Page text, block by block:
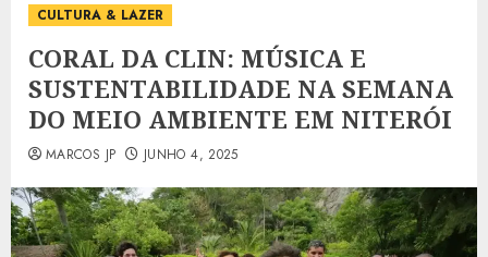
CULTURA & LAZER
CORAL DA CLIN: MÚSICA E
SUSTENTABILIDADE NA SEMANA
DO MEIO AMBIENTE EM NITERÓI
MARCOS JP JUNHO 4, 2025